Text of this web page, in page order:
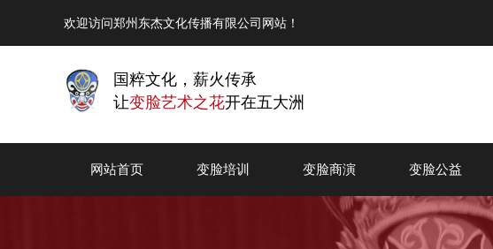
欢迎访问郑州东杰文化传播有限公司网站！
国粹文化，薪火传承
让变脸艺术之花开在五大洲
网站首页 变脸培训 变脸商演 变脸公益